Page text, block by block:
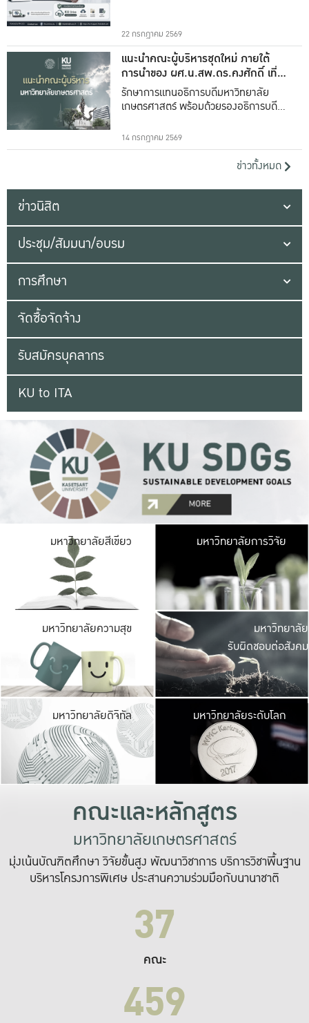
22 กรกฎาคม 2569
แนะนำคณะผู้บริหารชุดใหม่ ภายใต้
การนำของ ผศ.น.สพ.ดร.คงศักดิ์ เที่ยง
ธรรม
รักษาการแทนอธิการบดีมหาวิทยาลัย
เกษตรศาสตร์ พร้อมด้วยรองอธิการบดีทั้ง
14 กรกฎาคม 2569
ข่าวทั้งหมด
ข่าวนิสิต
ประชุม/สัมมนา/อบรม
การศึกษา
จัดซื้อจัดจ้าง
รับสมัครบุคลากร
KU to ITA
มหาวิทยาลัยสีเขียว มหาวิ
มีพื้นที่เขียวสดใส
เป็นป่าในเมือง เกษต
มหาวิทยาลัยการวิจัย
มหาวิทยาลัยความสุข มหาวิ
ค
เปิดประ
และพบเรื่องราวใ
มหาวิทยาลัย
รับผิดชอบต่อสังคม
มหาวิทยาลัยดิจิทัล มหาวิ
เปลี่ยนแปลง แล
เพื่อทำง
ระบบสารสนเทศ
มหาวิทยาลัยระดับโลก
คณะและหลักสูตร
มหาวิทยาลัยเกษตรศาสตร์
มุ่งเน้นบัณฑิตศึกษา วิจัยขั้นสูง พัฒนาวิชาการ บริการวิชาพื้นฐาน
บริหารโครงการพิเศษ ประสานความร่วมมือกับนานาชาติ
37
คณะ
459